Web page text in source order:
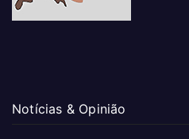
Notícias & Opinião